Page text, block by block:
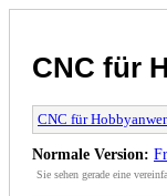
CNC für
CNC für
Normale Version:
Sie sehen gerade eine